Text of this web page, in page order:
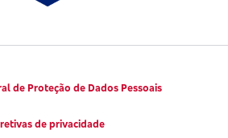
de Proteção de Dados Pessoais
de privacidade